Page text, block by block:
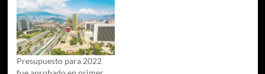
Presupuesto para 2022